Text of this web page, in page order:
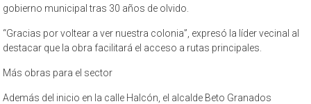
gobierno municipal tras 30 años de olvido.
“Gracias por voltear a ver nuestra colonia”, expresó la líder vecinal al
destacar que la obra facilitará el acceso a rutas principales.
Más obras para el sector
Además del inicio en la calle Halcón, el alcalde Beto Granados